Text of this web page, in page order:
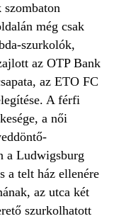
szombaton
még csak
szurkolók,
az OTP Bank
az ETO FC
A férfi
a női
a Ludwigsburg
a telt ház ellenére
az utca két
szurkolhatott